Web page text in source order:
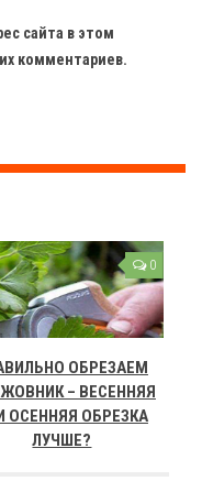
сайта в этом
комментариев.
0
ОБРЕЗАЕМ
– ВЕСЕННЯЯ
ОСЕННЯЯ ОБРЕЗКА
ЛУЧШЕ?